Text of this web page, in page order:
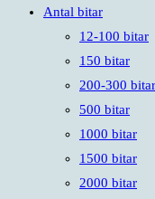
Antal bitar
12-100 bitar
150 bitar
200-300 bitar
500 bitar
1000 bitar
1500 bitar
2000 bitar